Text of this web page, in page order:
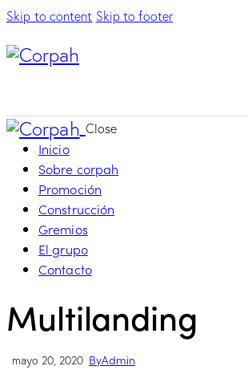
Skip to content Skip to footer
Close
Inicio
Sobre corpah
Promoción
Construcción
Gremios
El grupo
Contacto
Multilanding
mayo 20, 2020 ByAdmin